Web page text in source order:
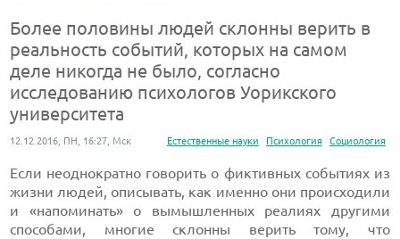
Более половины людей склонны верить в
реальность событий, которых на самом
деле никогда не было, согласно
исследованию психологов Уорикского
университета
Естественные науки Психология Социология
12.12.2016, ПН, 16:27, Мск
Если неоднократно говорить о фиктивных событиях из
жизни людей, описывать, как именно они происходили
и «напоминать» о вымышленных реалиях другими
способами, многие склонны верить тому, что